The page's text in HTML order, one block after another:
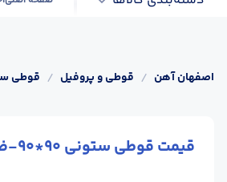
اصفهان آهن / قوطی و پروفیل / قوطی
قیمت قوطی ستونی 90*90-ضخامت 3 میل(ورق اهوازی)